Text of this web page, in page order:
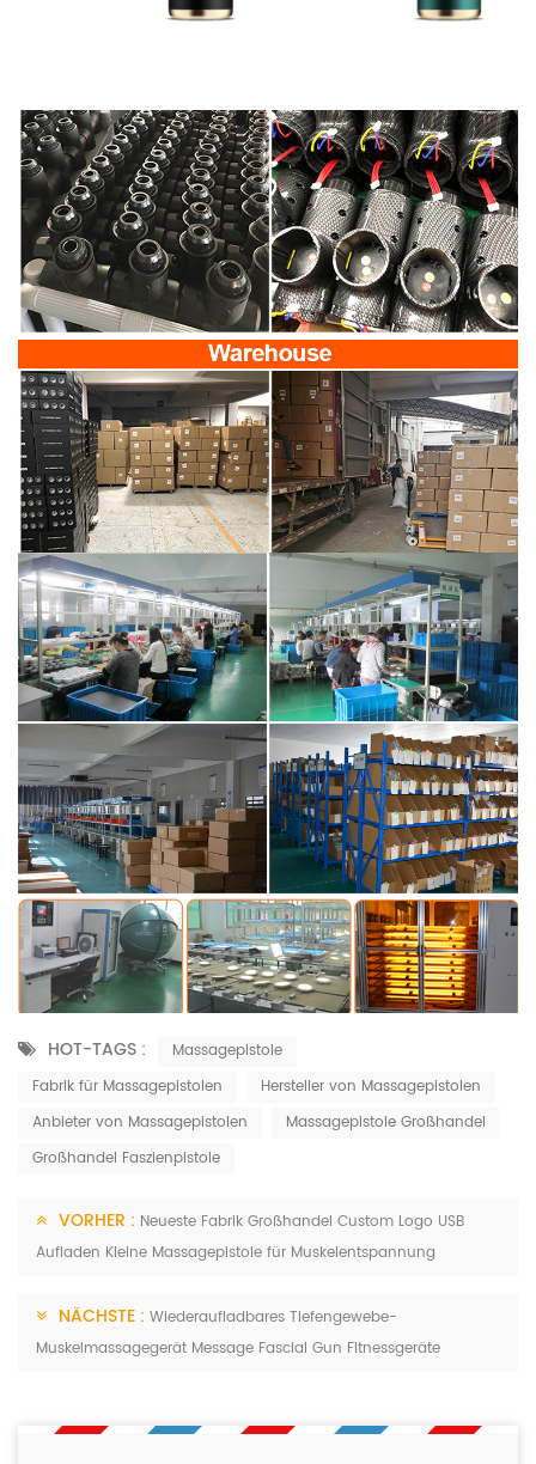
HOT-TAGS :
Massagepistole
Fabrik für Massagepistolen
Hersteller von Massagepistolen
Anbieter von Massagepistolen
Massagepistole Großhandel
Großhandel Faszienpistole
VORHER : Neueste Fabrik Großhandel Custom Logo USB
Aufladen Kleine Massagepistole für Muskelentspannung
NÄCHSTE : Wiederaufladbares Tiefengewebe-
Muskelmassagegerät Message Fascial Gun Fitnessgeräte